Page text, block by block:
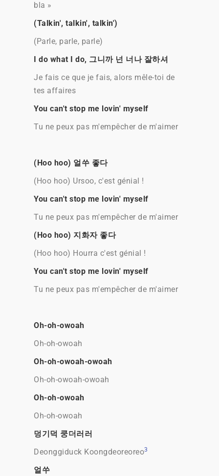
bla »
(Talkin', talkin', talkin')
(Parle, parle, parle)
I do what I do, 그니까 넌 너나 잘하셔
Je fais ce que je fais, alors mêle-toi de
tes affaires
You can't stop me lovin' myself
Tu ne peux pas m'empêcher de m'aimer
(Hoo hoo) 얼쑤 좋다
(Hoo hoo) Ursoo, c'est génial !
You can't stop me lovin' myself
Tu ne peux pas m'empêcher de m'aimer
(Hoo hoo) 지화자 좋다
(Hoo hoo) Hourra c'est génial !
You can't stop me lovin' myself
Tu ne peux pas m'empêcher de m'aimer
Oh-oh-owoah
Oh-oh-owoah
Oh-oh-owoah-owoah
Oh-oh-owoah-owoah
Oh-oh-owoah
Oh-oh-owoah
덩기덕 쿵더러러
Deonggiduck Koongdeoreoreo3
얼쑤